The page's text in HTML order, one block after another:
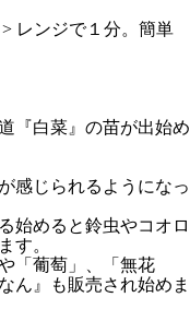
> レンジで１分。簡単
『白菜』の苗が出始め
感じられるようになっ
始めると鈴虫やコオロ
す。
「葡萄」、「無花
ん』も販売され始めま